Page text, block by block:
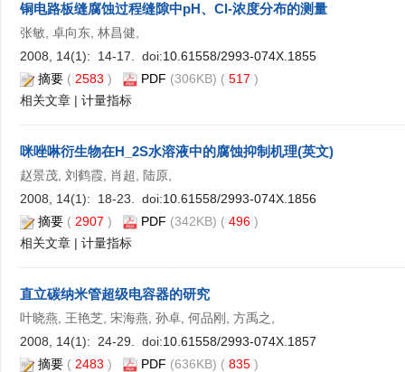
铜电路板缝腐蚀过程缝隙中pH、Cl-浓度分布的测量
张敏, 卓向东, 林昌健,
2008, 14(1): 14-17. doi:10.61558/2993-074X.1855
摘要 ( 2583 ) PDF (306KB) ( 517 )
相关文章 | 计量指标
咪唑啉衍生物在H_2S水溶液中的腐蚀抑制机理(英文)
赵景茂, 刘鹤霞, 肖超, 陆原,
2008, 14(1): 18-23. doi:10.61558/2993-074X.1856
摘要 ( 2907 ) PDF (342KB) ( 496 )
相关文章 | 计量指标
直立碳纳米管超级电容器的研究
叶晓燕, 王艳芝, 宋海燕, 孙卓, 何品刚, 方禹之,
2008, 14(1): 24-29. doi:10.61558/2993-074X.1857
摘要 ( 2483 ) PDF (636KB) ( 835 )